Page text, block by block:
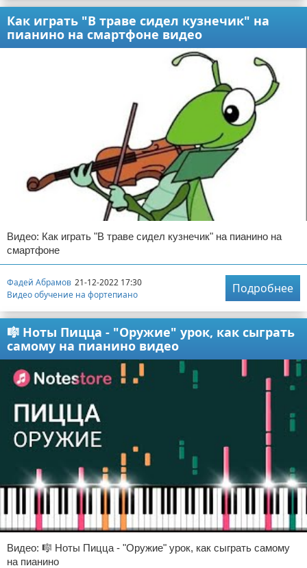
Как играть "В траве сидел кузнечик" на
пианино на смартфоне видео
Видео: Как играть "В траве сидел кузнечик" на пианино на
смартфоне
Фадей Абрамов 21-12-2022 17:30
Видео обучение на фортепиано
Подробнее
🎼 Ноты Пицца - "Оружие" урок, как сыграть
самому на пианино видео
Видео: 🎼 Ноты Пицца - "Оружие" урок, как сыграть самому
на пианино